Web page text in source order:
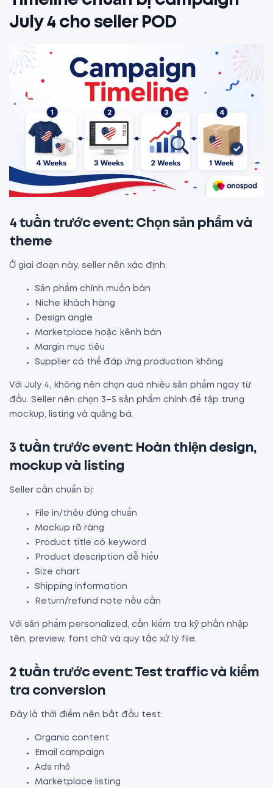
July 4 cho seller POD
4 tuần trước event: Chọn sản phẩm và
theme
Ở giai đoạn này, seller nên xác định:
Sản phẩm chính muốn bán
Niche khách hàng
Design angle
Marketplace hoặc kênh bán
Margin mục tiêu
Supplier có thể đáp ứng production không
Với July 4, không nên chọn quá nhiều sản phẩm ngay từ
đầu. Seller nên chọn 3–5 sản phẩm chính để tập trung
mockup, listing và quảng bá.
3 tuần trước event: Hoàn thiện design,
mockup và listing
Seller cần chuẩn bị:
File in/thêu đúng chuẩn
Mockup rõ ràng
Product title có keyword
Product description dễ hiểu
Size chart
Shipping information
Return/refund note nếu cần
Với sản phẩm personalized, cần kiểm tra kỹ phần nhập
tên, preview, font chữ và quy tắc xử lý file.
2 tuần trước event: Test traffic và kiểm
tra conversion
Đây là thời điểm nên bắt đầu test:
Organic content
Email campaign
Ads nhỏ
Marketplace listing